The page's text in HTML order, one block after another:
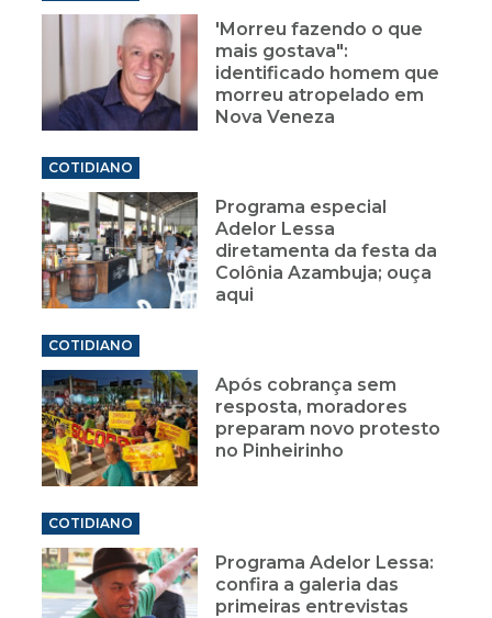
'Morreu fazendo o que
mais gostava":
identificado homem que
morreu atropelado em
Nova Veneza
COTIDIANO
Programa especial
Adelor Lessa
diretamenta da festa da
Colônia Azambuja; ouça
aqui
COTIDIANO
Após cobrança sem
resposta, moradores
preparam novo protesto
no Pinheirinho
COTIDIANO
Programa Adelor Lessa:
confira a galeria das
primeiras entrevistas